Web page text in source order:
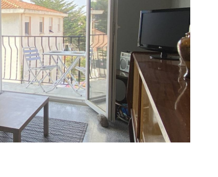
BIEN